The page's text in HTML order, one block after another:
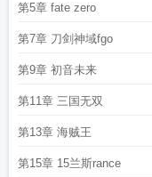
第5章 fate zero
第7章 刀剑神域fgo
第9章 初音未来
第11章 三国无双
第13章 海贼王
第15章 15兰斯rance